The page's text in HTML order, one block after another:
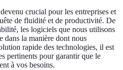
crucial pour les entreprises et
de fluidité et de productivité. De
les logiciels que nous utilisons
dans la manière dont nous
rapide des technologies, il est
pertinents pour garantir que le
à vos besoins.